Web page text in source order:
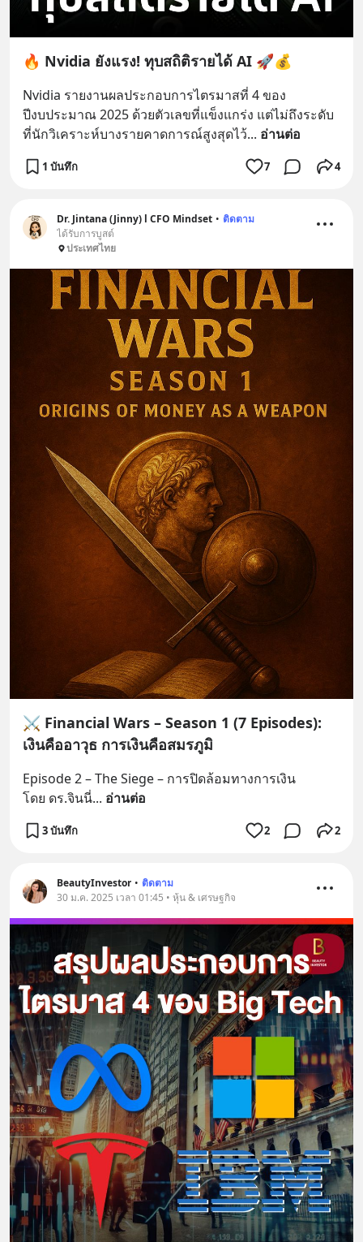
🔥 Nvidia ยังแรง! ทุบสถิติรายได้ AI 🚀💰
Nvidia รายงานผลประกอบการไตรมาสที่ 4 ของ
ปีงบประมาณ 2025 ด้วยตัวเลขที่แข็งแกร่ง แต่ไม่ถึงระดับ
ที่นักวิเคราะห์บางรายคาดการณ์สูงสุดไว้... อ่านต่อ
1 บันทึก 7 4
Dr. Jintana (Jinny) l CFO Mindset • ติดตาม
ได้รับการบูสต์
ประเทศไทย
⚔️ Financial Wars – Season 1 (7 Episodes):
เงินคืออาวุธ การเงินคือสมรภูมิ
Episode 2 – The Siege – การปิดล้อมทางการเงิน
โดย ดร.จินนี่... อ่านต่อ
3 บันทึก 2 2
BeautyInvestor • ติดตาม
30 ม.ค. 2025 เวลา 01:45 • หุ้น & เศรษฐกิจ